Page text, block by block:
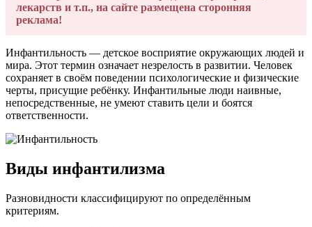
лекарств и т.п., на сайте размещена сторонняя
реклама!
Инфантильность — детское восприятие окружающих людей и
мира. Этот термин означает незрелость в развитии. Человек
сохраняет в своём поведении психологические и физические
черты, присущие ребёнку. Инфантильные люди наивные,
непосредственные, не умеют ставить цели и боятся
ответственности.
Виды инфантилизма
Разновидности классифицируют по определённым
критериям.